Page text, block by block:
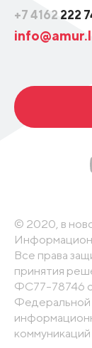
+7 4162 222
© 2020, в
Все права
принятия
ФС77-78746
Федеральной
коммуникаций